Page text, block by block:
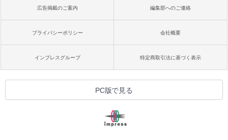
広告掲載のご案内 編集部へのご連絡
プライバシーポリシー 会社概要
インプレスグループ 特定商取引法に基づく表示
PC版で見る